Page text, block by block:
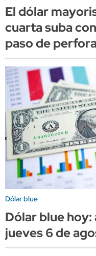
El dólar
cuarta suba
paso de
Dólar blue
Dólar blue
jueves 6 de